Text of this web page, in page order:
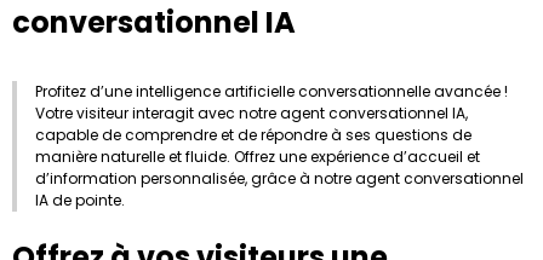
conversationnel IA
Profitez d’une intelligence artificielle conversationnelle avancée !
Votre visiteur interagit avec notre agent conversationnel IA,
capable de comprendre et de répondre à ses questions de
manière naturelle et fluide. Offrez une expérience d’accueil et
d’information personnalisée, grâce à notre agent conversationnel
IA de pointe.